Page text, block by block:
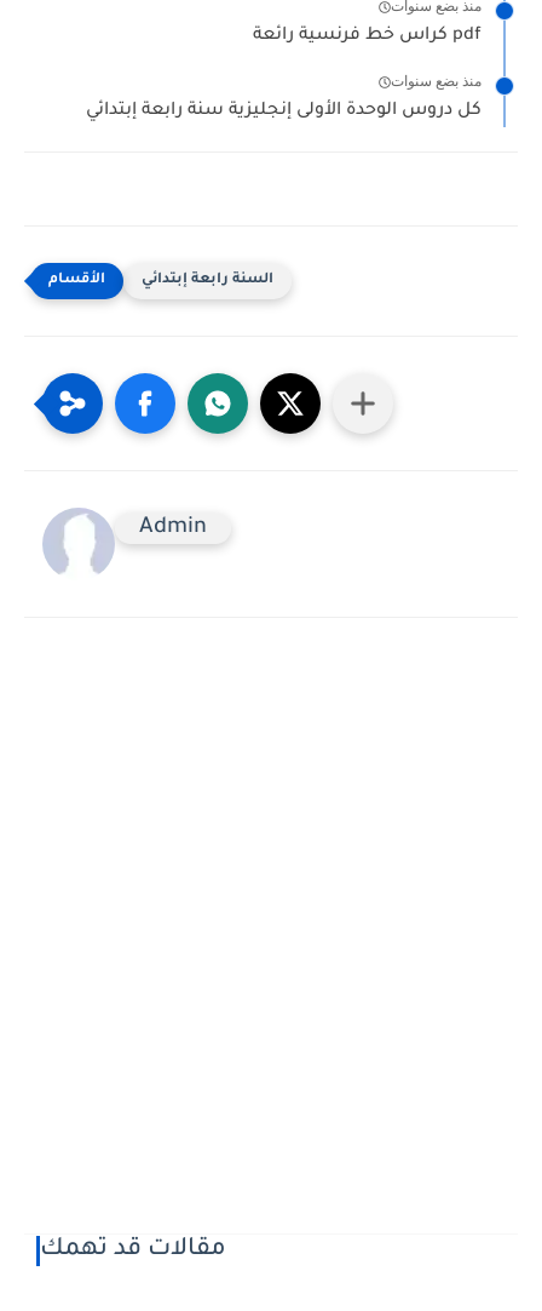
منذ بضع سنوات
كراس خط فرنسية رائعة pdf
منذ بضع سنوات
كل دروس الوحدة الأولى إنجليزية سنة رابعة إبتدائي
السنة رابعة إبتدائي
Admin
مقالات قد تهمك